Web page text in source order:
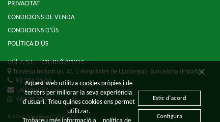
PRIVACITAT
CONDICIONS DE VENDA
CONDICIONS D'ÚS
POLÍTICA D'ÚS
Util-7, S.L.- CIF:B58791294
Travesia Industrial, 41 L'Hospitalet de LLobregat- Barcelona (España)
93 284 21 04
util7@util7.com
669 34 92 79
© 2026 - Sage Spain ™ (v.20.27)
Aquest web utilitza cookies pròpies i de
tercers per millorar la seva experiència
d'usuari. Trieu quines cookies ens permet
utilitzar.
Estic d'acord
Configura